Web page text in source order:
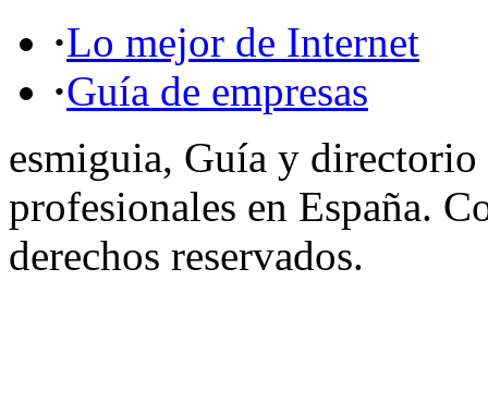
·Lo mejor de Internet
·Guía de empresas
esmiguia, Guía y directorio
profesionales en España.
derechos reservados.